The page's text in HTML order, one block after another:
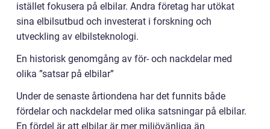
istället fokusera på elbilar. Andra företag har utökat
sina elbilsutbud och investerat i forskning och
utveckling av elbilsteknologi.
En historisk genomgång av för- och nackdelar med
olika ”satsar på elbilar”
Under de senaste årtiondena har det funnits både
fördelar och nackdelar med olika satsningar på elbilar.
En fördel är att elbilar är mer miljövänliga än